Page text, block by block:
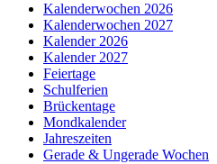
Kalenderwochen 2026
Kalenderwochen 2027
Kalender 2026
Kalender 2027
Feiertage
Schulferien
Brückentage
Mondkalender
Jahreszeiten
Gerade & Ungerade Wochen